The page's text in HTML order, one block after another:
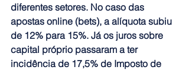
diferentes setores. No caso das
apostas online (bets), a alíquota subiu
de 12% para 15%. Já os juros sobre
capital próprio passaram a ter
incidência de 17,5% de Imposto de